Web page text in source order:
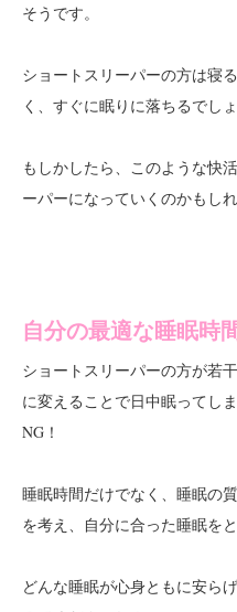
そうです。
ショートスリーパーの方は寝
く、すぐに眠りに落ちるでしょ
もしかしたら、このような快
ーパーになっていくのかもしれ
自分の最適な睡眠時
ショートスリーパーの方が若
に変えることで日中眠ってし
NG！
睡眠時間だけでなく、睡眠の
を考え、自分に合った睡眠を
どんな睡眠が心身ともに安ら